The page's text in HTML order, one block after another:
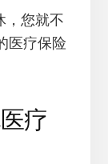
，您就不
医疗保险
疗